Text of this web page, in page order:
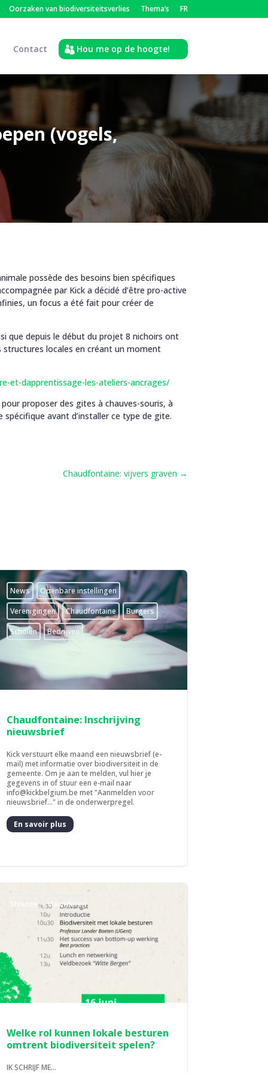
Oorzaken van biodiversiteitsverlies Thema’s FR
Contact Hou me op de hoogte!
(vogels,
possède des besoins bien spécifiques
par Kick a décidé d’être pro-active
un focus a été fait pour créer de
que depuis le début du projet 8 nichoirs ont
structures locales en créant un moment
et-dapprentissage-les-ateliers-ancrages/
proposer des gites à chauves-souris, à
avant d’installer ce type de gite.
Chaudfontaine: vijvers graven →
News
­Openbare instellingen
­Verenigingen
Chaudfontaine
Burgers
Scholen
Bedrijven
Chaudfontaine: Inschrijving
nieuwsbrief
Kick verstuurt elke maand een nieuwsbrief (e-
mail) met informatie over biodiversiteit in de
gemeente. Om je aan te melden, vul hier je
gegevens in of stuur een e-mail naar
info@kickbelgium.be met "Aanmelden voor
nieuwsbrief..." in de onderwerpregel.
En savoir plus
Stekene Vlaanderen
Welke rol kunnen lokale besturen
omtrent biodiversiteit spelen?
IK SCHRIJF ME...